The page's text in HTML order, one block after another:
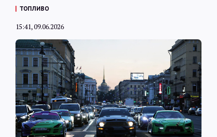
Интервью
Карты
ТОПЛИВО
15:41, 09.06.2026